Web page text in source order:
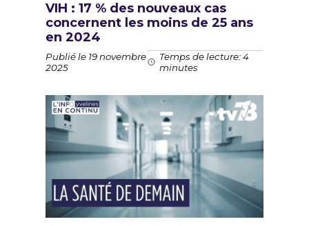
VIH : 17 % des nouveaux cas
concernent les moins de 25 ans
en 2024
Publié le 19 novembre
2025
Temps de lecture: 4
minutes